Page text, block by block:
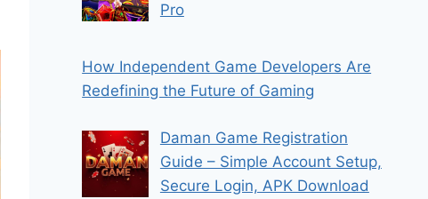
Pro
How Independent Game Developers Are
Redefining the Future of Gaming
Daman Game Registration
Guide – Simple Account Setup,
Secure Login, APK Download